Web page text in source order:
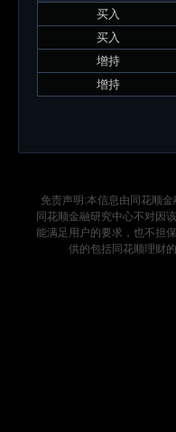
买入
买入
增持
增持
免责声明:本信息由同花顺
同花顺金融研究中心不对因
能满足用户的要求，也不担
供的包括同花顺理财